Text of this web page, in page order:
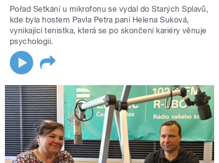
Pořad Setkání u mikrofonu se vydal do Starých Splavů,
kde byla hostem Pavla Petra paní Helena Suková,
vynikající tenistka, která se po skončení kariéry věnuje
psychologii.